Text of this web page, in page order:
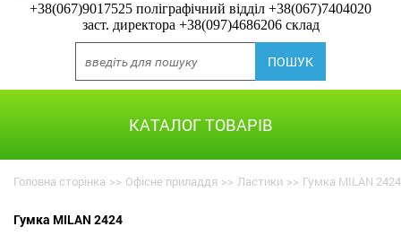
+38(067)9017525 поліграфічний відділ +38(067)7404020
заст. директора +38(097)4686206 склад
КАТАЛОГ ТОВАРІВ
Головна сторінка >> Офісне приладдя >> Ластики >> Гумка MILAN 2424
Гумка MILAN 2424